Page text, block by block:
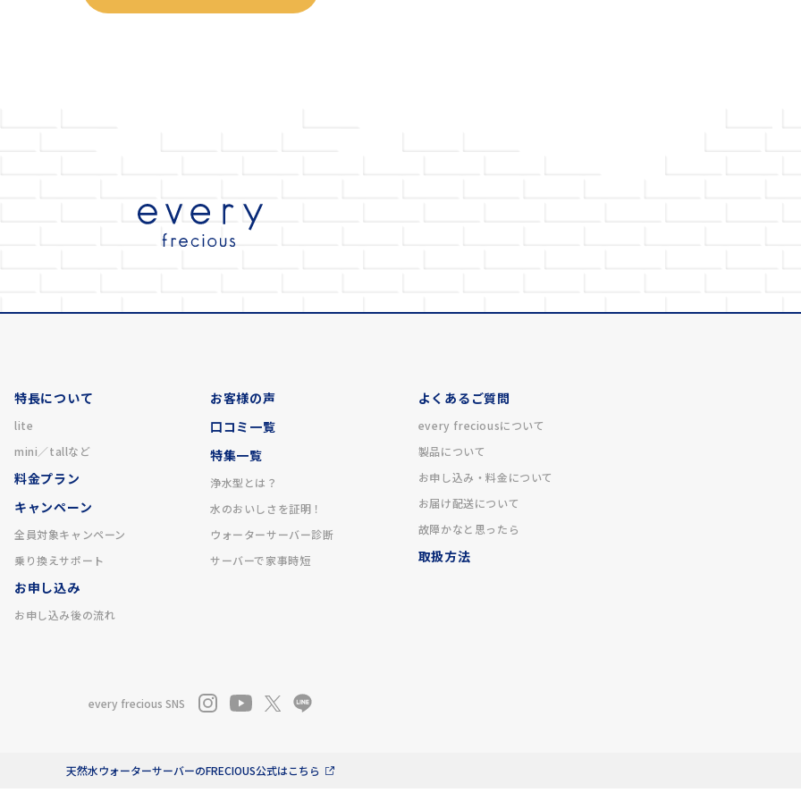
特長について
lite
mini／tallなど
料金プラン
キャンペーン
全員対象キャンペーン
乗り換えサポート
お申し込み
お申し込み後の流れ
お客様の声
口コミ一覧
特集一覧
浄水型とは？
水のおいしさを証明！
ウォーターサーバー診断
サーバーで家事時短
よくあるご質問
every freciousについて
製品について
お申し込み・料金について
お届け配送について
故障かなと思ったら
取扱方法
every frecious SNS
天然水ウォーターサーバーのFRECIOUS公式はこちら